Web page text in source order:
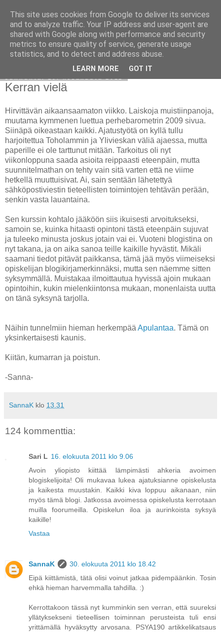
Avoin blogiskelija
Kerran vielä
Hirvittävän aikaansaamaton viikko. Laiskoja muistiinpanoja,
muutama kymmenen luettua perhebarometrin 2009 sivua.
Siinäpä oikeastaan kaikki. Ajatustyötä on kyllä tullu
harjoitettua Toholammin ja Ylivieskan väliä ajaessa, mutta
paperille ei ole tarttunut mitään. Tarkoitus oli nyt
viikonloppuna saada asioita reippaasti eteenpäin, mutta
suunnitelmathan on tehty vain sitä varten että ne viime
hetkellä muuttuisivat. Ai, sain sentään lähetettyä
sähköpostiviestin tieteellisten toimintojen tehtävän perään,
senkin vasta lauantaina.
Sen kurssin kohtalo jääköön siis ikuisesti arvoitukseksi,
samoin se, kuinka hitaasti opintoni tästä eteenpäin sujuvat
ja tuleeko minusta joskus jotain vai ei. Vuoteni blogistina on
nyt takana, ja on aika sanoa teille kaikille hyvästit. Mikäli
saamani tiedot pitävät paikkansa, tämä jää myös viimeiseksi
opiskelijan blogikirjamerkinnäksi, mutta sen näemme sitten
syksymmällä. Muistakaa ilmoittautua hyvissä ajoin mukaan
opintoihin, kukin mielenkiintonsa mukaan, monenlaista uutta
on tänä syksynä tarjolla.
Näihin tunnelmiin hieman herkempää Apulantaa. Tämä on
yksinkertaisesti kaunis.
Kiitän, kumarran ja poistun.
-Sanna-
SannaK klo 13.31
124 kommenttia:
Sari L 16. elokuuta 2011 klo 9.06
Avoin yliopisto kiittää lämpimästi ahkeria avoimen
blogiskelijoita! Oli mukavaa lukea ajatuksianne opiskelusta
ja kaikesta muustakin. Kaikki kiva loppuu aikanaan, niin
myös tämä blogi. Jatkossa avoimessa opiskelusta kerrotaan
muilla foorumeilla. Opiskelun iloa ja aurinkoista syksyä
kaikille!
Vastaa
SannaK
30. elokuuta 2011 klo 18.42
Eipä kiittämistä, tätä olisi voinut jatkaa pidempäänkin. Tosin
ehkä hieman harvemmalla tahdilla. :)
Kerrottakoon tässä nyt kumminkin sen verran, että suureksi
yllätyksekseni tieteellisen toiminnan perusteista tuli ensi
yrittämällä hyväksytty arvosana. PSYA190 artikkelikatsaus
This site uses cookies from Google to deliver its services
and to analyze traffic. Your IP address and user-agent are
shared with Google along with performance and security
metrics to ensure quality of service, generate usage
statistics, and to detect and address abuse.
LEARN MORE GOT IT